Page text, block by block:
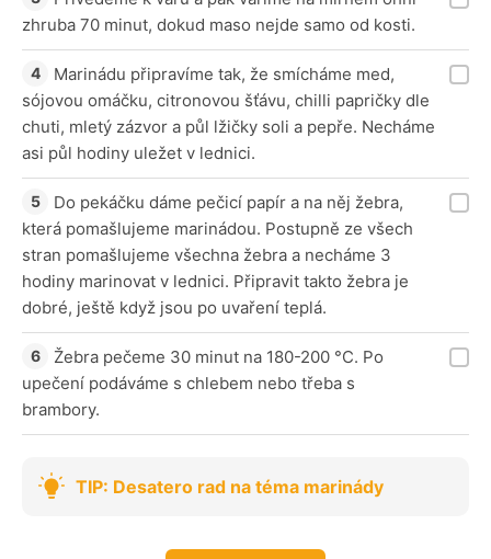
zhruba 70 minut, dokud maso nejde samo od kosti.
Marinádu připravíme tak, že smícháme med,
sójovou omáčku, citronovou šťávu, chilli papričky dle
chuti, mletý zázvor a půl lžičky soli a pepře. Necháme
asi půl hodiny uležet v lednici.
Do pekáčku dáme pečicí papír a na něj žebra,
která pomašlujeme marinádou. Postupně ze všech
stran pomašlujeme všechna žebra a necháme 3
hodiny marinovat v lednici. Připravit takto žebra je
dobré, ještě když jsou po uvaření teplá.
Žebra pečeme 30 minut na 180-200 °C. Po
upečení podáváme s chlebem nebo třeba s
brambory.
TIP: Desatero rad na téma marinády